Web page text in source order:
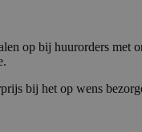
op bij huurorders met
bij het op wens